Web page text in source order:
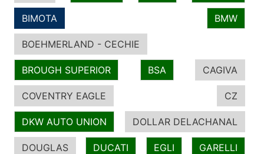
BIMOTA BMW
BOEHMERLAND - CECHIE
BROUGH SUPERIOR BSA CAGIVA
COVENTRY EAGLE CZ
DKW AUTO UNION DOLLAR DELACHANAL
DOUGLAS DUCATI EGLI GARELLI